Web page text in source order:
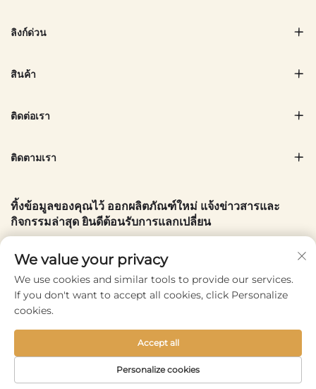
ลิงก์ด่วน
สินค้า
ติดต่อเรา
ติดตามเรา
ทิ้งข้อมูลของคุณไว้ ออกผลิตภัณฑ์ใหม่ แจ้งข่าวสารและ
กิจกรรมล่าสุด ยินดีต้อนรับการแลกเปลี่ยน
อีเมลของคุณ
Subscribe
Copyright © 2025 by Wenzhou Conlene Bags CO., Ltd. -
We value your privacy
We use cookies and similar tools to provide our services.
If you don't want to accept all cookies, click Personalize
cookies.
Personalize cookies
Accept all